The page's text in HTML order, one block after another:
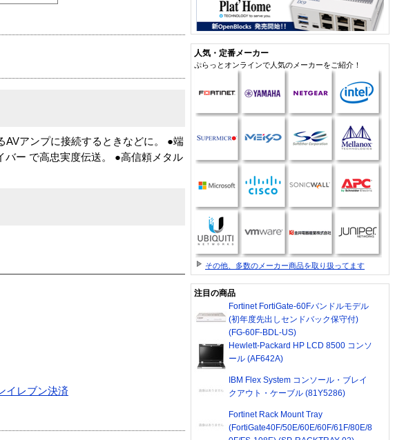
AVアンプに接続するときなどに。 ●端
ー で高忠実度伝送。 ●高信頼メタル
イレブン決済
人気・定番メーカー
ぷらっとオンラインで人気のメーカーをご紹介！
その他、多数のメーカー商品を取り扱ってます
注目の商品
Fortinet FortiGate-60Fバンドルモデル
(初年度先出しセンドバック保守付)
(FG-60F-BDL-US)
Hewlett-Packard HP LCD 8500 コンソ
ール (AF642A)
IBM Flex System コンソール・ブレイ
クアウト・ケーブル (81Y5286)
Fortinet Rack Mount Tray
(FortiGate40F/50E/60E/60F/61F/80E/8